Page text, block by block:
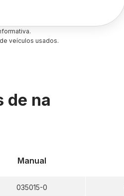
veículos usados.
de na
Manual
035015-0